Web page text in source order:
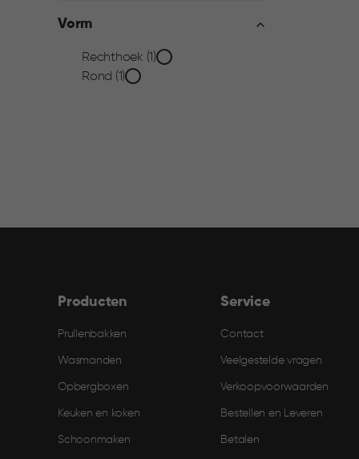
filter
Vorm
Vorm
Rechthoek (1)
Rond (1)
Producten
Prullenbakken
Wasmanden
Opbergboxen
Keuken en koken
Schoonmaken
Service
Contact
Veelgestelde vragen
Verkoopvoorwaarden
Bestellen en Leveren​
Betalen